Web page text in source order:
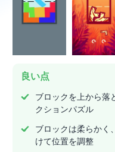
良い点
ブロックを上から落
クションパズル
ブロックは柔らかく
けて位置を調整